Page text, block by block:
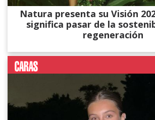
Natura presenta su Visión
significa pasar de la
regeneración